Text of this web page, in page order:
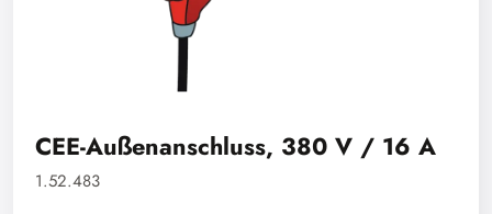
CEE-Außenanschluss, 380 V / 16 A
1.52.483